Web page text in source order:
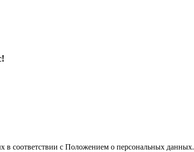
в соответствии с Положением о персональных данных.